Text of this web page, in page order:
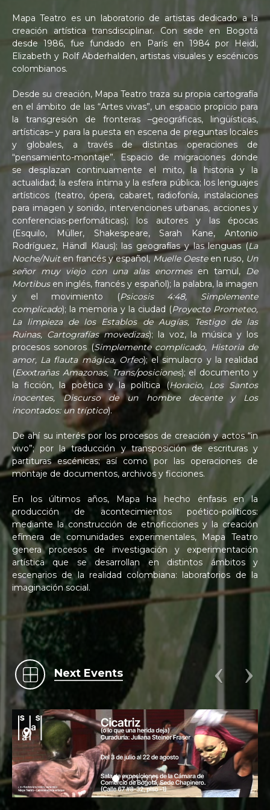
Mapa Teatro es un laboratorio de artistas dedicado a la
creación artística transdisciplinar. Con sede en Bogotá
desde 1986, fue fundado en París en 1984 por Heidi,
Elizabeth y Rolf Abderhalden, artistas visuales y escénicos
colombianos.
Desde su creación, Mapa Teatro traza su propia cartografía
en el ámbito de las “Artes vivas”, un espacio propicio para
la transgresión de fronteras –geográficas, lingüísticas,
artísticas– y para la puesta en escena de preguntas locales
y globales, a través de distintas operaciones de
“pensamiento-montaje”. Espacio de migraciones donde
se desplazan continuamente el mito, la historia y la
actualidad; la esfera íntima y la esfera pública; los lenguajes
artísticos (teatro, ópera, cabaret, radiofonía, instalaciones
para imagen y sonido, intervenciones urbanas, acciones y
conferencias-perfomáticas); los autores y las épocas
(Esquilo, Müller, Shakespeare, Sarah Kane, Antonio
Rodríguez, Händl Klaus); las geografías y las lenguas (La
Noche/Nuiten francés y español,Muelle Oesteen ruso, Un
señor muy viejo con una alas enormesen tamul, De
Mortibusen inglés, francés y español); la palabra, la imagen
y el movimiento (Psicosis 4:48, Simplemente
complicado); la memoria y la ciudad (Proyecto Prometeo,
La limpieza de los Establos de Augías, Testigo de las
Ruinas, Cartografías movedizas); la voz, la música y los
procesos sonoros (Simplemente complicado, Historia de
amor, La flauta mágica, Orfeo); el simulacro y la realidad
(Exxxtrañas Amazonas, Trans/posiciones); el documento y
la ficción, la poética y la política (Horacio, Los Santos
inocentes, Discurso de un hombre decente y Los
incontados: un tríptico).
De ahí su interés por los procesos de creación y actos “in
vivo”; por la traducción y transposición de escrituras y
partituras escénicas; así como por las operaciones de
montaje de documentos, archivos y ficciones.
En los últimos años, Mapa ha hecho énfasis en la
producción de acontecimientos poético-políticos:
mediante la construcción de etnoficciones y la creación
efímera de comunidades experimentales, Mapa Teatro
genera procesos de investigación y experimentación
artística que se desarrollan en distintos ámbitos y
escenarios de la realidad colombiana: laboratorios de la
imaginación social.
Next Events
.